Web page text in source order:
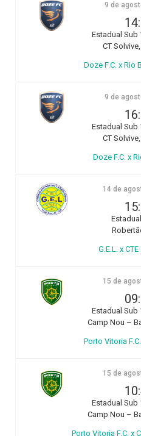
9 de
Estadual Sub
CT
Doze F.C. x Rio
9 de
Estadual Sub
CT
Doze F.C. x
14 de
G.E.L. x
15 de
Estadual Sub
Camp Nou –
Porto Vitoria
15 de
Estadual Sub
Camp Nou –
Porto Vitoria F.C. x